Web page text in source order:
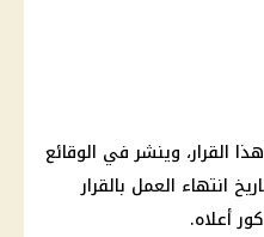
القرار، وينشر في الوقائع
انتهاء العمل بالقرار